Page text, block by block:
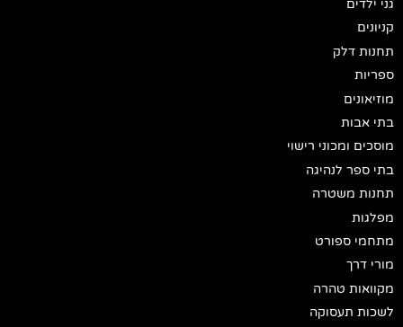
גני ילדים
קניונים
תחנות דלק
ספריות
מוזיאונים
בתי אבות
מוסכים ומכוני רישוי
בתי ספר לנהיגה
תחנות משטרה
מפלגות
מתחמי ספורט
מורי דרך
מקוואות טהרה
לשכות תעסוקה